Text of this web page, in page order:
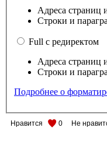
Адреса страниц
Строки и
Full с редиректом
Адреса страниц
Строки и
Подробнее о
Нравится 0 Не